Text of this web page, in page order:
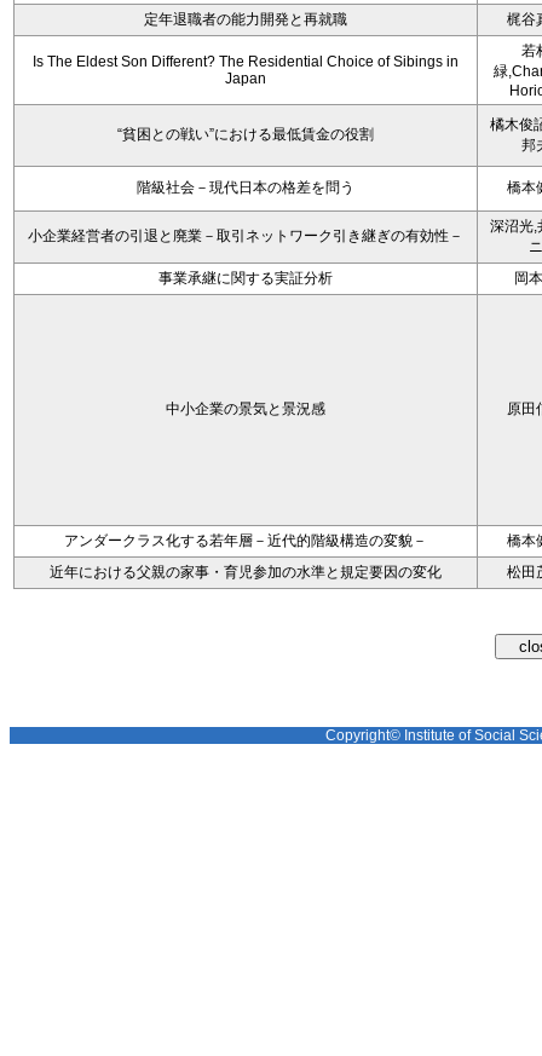
定年退職者の能力開発と再就職 梶谷
Is The Eldest Son Different? The Residential Choice of Sibings in
Japan
若
緑
“貧困との戦い”における最低賃金の役割
橘木俊
邦
階級社会－現代日本の格差を問う 橋本
小企業経営者の引退と廃業－取引ネットワーク引き継ぎの有効性－
深沼光,
ニ
事業承継に関する実証分析
岡
中小企業の景気と景況感 原田
アンダークラス化する若年層－近代的階級構造の変貌－
橋本
近年における父親の家事・育児参加の水準と規定要因の変化
松田
Copyright© Institute of Social